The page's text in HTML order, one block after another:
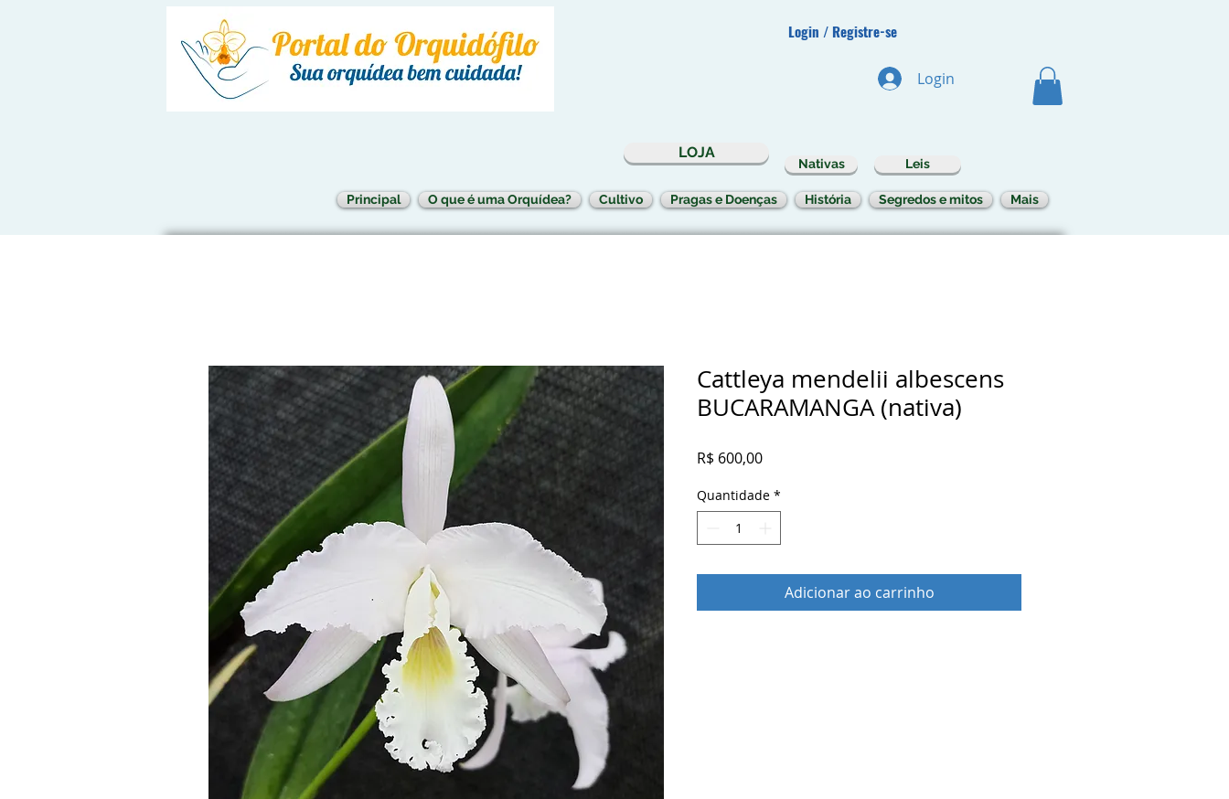
Login / Registre-se
Login
LOJA
Nativas Leis
Principal O que é uma Orquídea? Cultivo Pragas e Doenças História Segredos e mitos Mais
Cattleya mendelii albescens
BUCARAMANGA (nativa)
R$ 600,00Preço
Quantidade *
Adicionar ao carrinho